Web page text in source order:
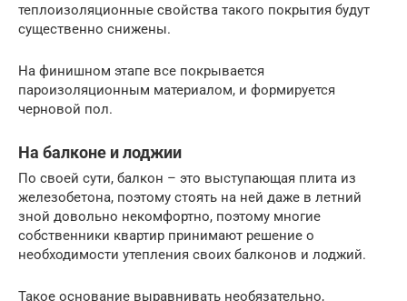
теплоизоляционные свойства такого покрытия будут
существенно снижены.
На финишном этапе все покрывается
пароизоляционным материалом, и формируется
черновой пол.
На балконе и лоджии
По своей сути, балкон – это выступающая плита из
железобетона, поэтому стоять на ней даже в летний
зной довольно некомфортно, поэтому многие
собственники квартир принимают решение о
необходимости утепления своих балконов и лоджий.
Такое основание выравнивать необязательно,